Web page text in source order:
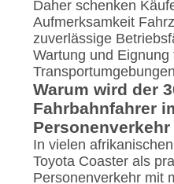
Daher schenken
Aufmerksamkeit
zuverlässige
Wartung und
Warum wird der
Fahrbahnfahrer
In vielen
Toyota Coaster als
Personenverkehr mit